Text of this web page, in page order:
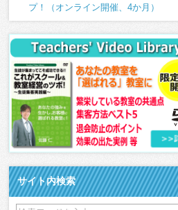
プ！（オンライン開催、4か月）
サイト内検索